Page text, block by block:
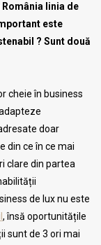
linia de
este
? Sunt două
cheie în business
doar
din ce în ce mai
clare din partea
de lux nu este
, însă oportunitățile
sunt de 3 ori mai